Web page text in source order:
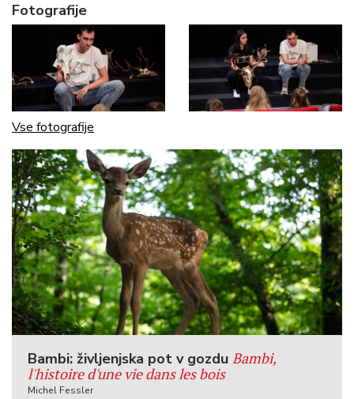
Fotografije
Vse fotografije
Bambi: življenjska pot v gozdu Bambi,
l'histoire d'une vie dans les bois
Michel Fessler